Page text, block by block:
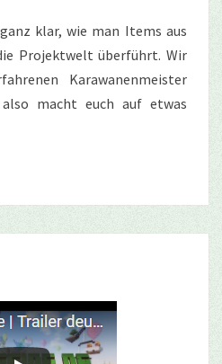
klar, wie man Items aus
Projektwelt überführt. Wir
Karawanenmeister
macht euch auf etwas